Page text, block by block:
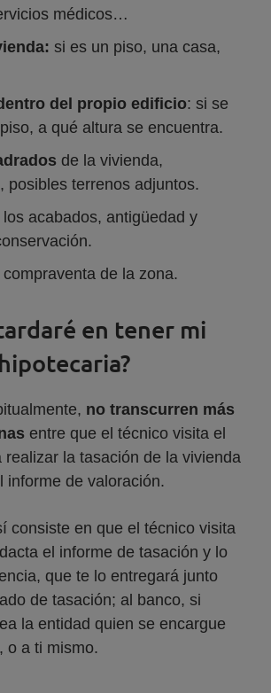
médicos…
si es un piso, una casa,
del propio edificio: si se
a qué altura se encuentra.
de la vivienda,
posibles terrenos adjuntos.
los acabados, antigüedad y
compraventa de la zona.
en tener mi
no transcurren más
entre que el técnico visita el
realizar la tasación de la vivienda
informe de valoración.
consiste en que el técnico visita
el informe de tasación y lo
que te lo entregará junto
de tasación; al banco, si
la entidad quien se encargue
o a ti mismo.